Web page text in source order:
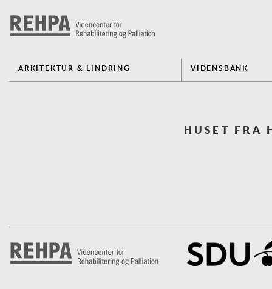
ARKITEKTUR & LINDRING VIDENSBANK
HUSET FRA